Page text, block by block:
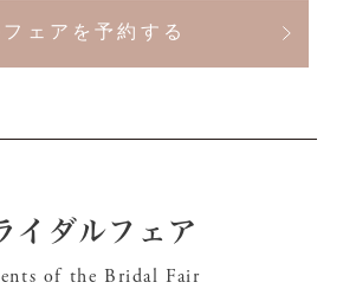
ェアを予約する
イダルフェア
of the Bridal Fair